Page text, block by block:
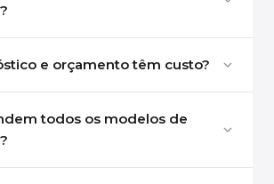
e orçamento têm custo?
todos os modelos de